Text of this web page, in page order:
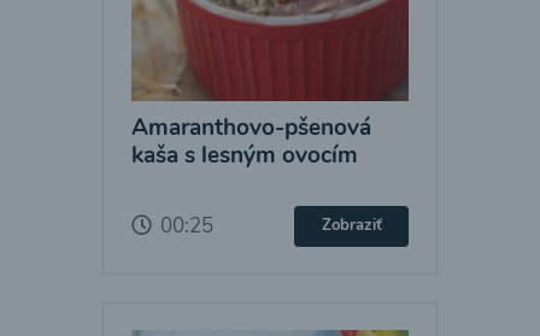
Amaranthovo-pšenová
kaša s lesným ovocím
00:25 Zobraziť